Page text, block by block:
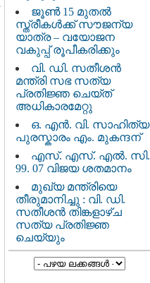
ജൂൺ 15 മുതൽ
സ്ത്രീകൾക്ക് സൗജന്യ
യാത്ര – വയോജന
വകുപ്പ് രൂപീകരിക്കും
വി. ഡി. സതീശന്‍
മന്ത്രി സഭ സത്യ
പ്രതിജ്ഞ ചെയ്ത്
അധികാരമേറ്റു
ഒ. എൻ. വി. സാഹിത്യ
പുരസ്കാരം എം. മുകന്ദന്
എസ്. എസ്. എൽ. സി.
99. 07 വിജയ ശതമാനം
മുഖ്യ മന്ത്രിയെ
തീരുമാനിച്ചു : വി. ഡി.
സതീശന്‍ തിങ്കളാഴ്ച
സത്യ പ്രതിജ്ഞ
ചെയ്യും